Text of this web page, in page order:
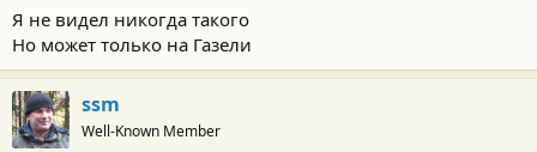
Я не видел никогда такого
Но может только на Газели
ssm
Well-Known Member